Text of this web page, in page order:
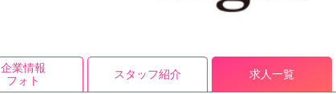
企業情報
フォト
スタッフ紹介 求人一覧